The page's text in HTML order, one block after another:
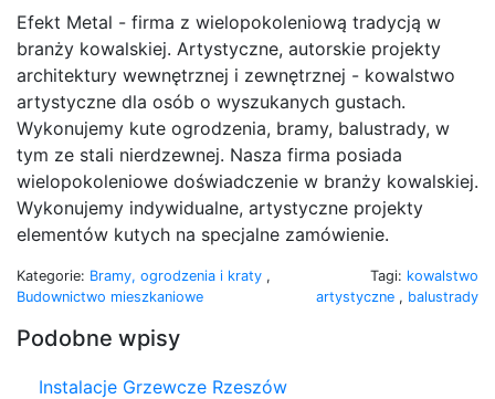
Efekt Metal - firma z wielopokoleniową tradycją w
branży kowalskiej. Artystyczne, autorskie projekty
architektury wewnętrznej i zewnętrznej - kowalstwo
artystyczne dla osób o wyszukanych gustach.
Wykonujemy kute ogrodzenia, bramy, balustrady, w
tym ze stali nierdzewnej. Nasza firma posiada
wielopokoleniowe doświadczenie w branży kowalskiej.
Wykonujemy indywidualne, artystyczne projekty
elementów kutych na specjalne zamówienie.
Kategorie: Bramy, ogrodzenia i kraty ,
Budownictwo mieszkaniowe
Tagi: kowalstwo
artystyczne , balustrady
Podobne wpisy
Instalacje Grzewcze Rzeszów